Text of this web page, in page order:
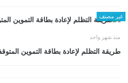
غير مصنف
منذ شهر واحد
طريقة التظلم لإعادة بطاقة التموين